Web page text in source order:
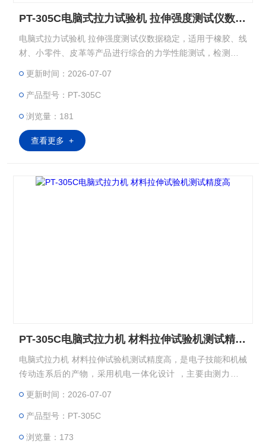
PT-305C电脑式拉力试验机 拉伸强度测试仪数据稳定
电脑式拉力试验机 拉伸强度测试仪数据稳定，适用于橡胶、线
材、小零件、皮革等产品进行综合的力学性能测试，检测材料
更新时间：2026-07-07
产品型号：PT-305C
浏览量：181
查看更多 +
PT-305C电脑式拉力机 材料拉伸试验机测试精度高
电脑式拉力机 材料拉伸试验机测试精度高，是电子技能和机械
传动连系后的产物，采用机电一体化设计 ，主要由测力传感
更新时间：2026-07-07
产品型号：PT-305C
浏览量：173